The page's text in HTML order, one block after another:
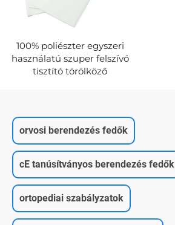
100% poliészter egyszeri
használatú szuper felszívó
tisztító törölköző
orvosi berendezés fedők
cE tanúsítványos berendezés fedők
ortopediai szabályzatok